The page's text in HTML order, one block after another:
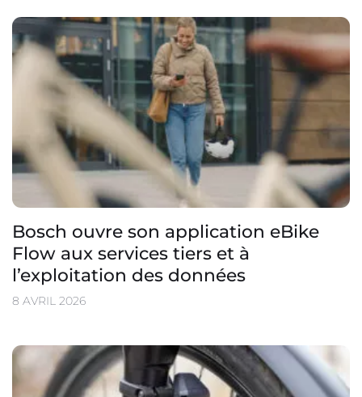
Bosch ouvre son application eBike
Flow aux services tiers et à
l’exploitation des données
8 AVRIL 2026